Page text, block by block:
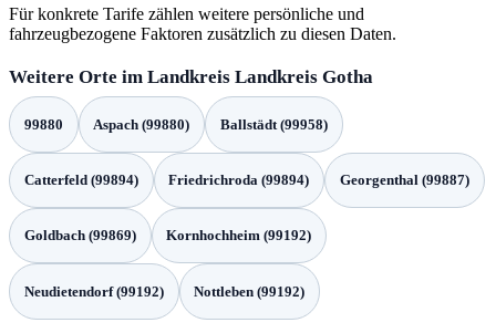
Für konkrete Tarife zählen weitere persönliche und
fahrzeugbezogene Faktoren zusätzlich zu diesen Daten.
Weitere Orte im Landkreis Landkreis Gotha
99880 Aspach (99880) Ballstädt (99958)
Catterfeld (99894) Friedrichroda (99894) Georgenthal (99887)
Goldbach (99869) Kornhochheim (99192)
Neudietendorf (99192) Nottleben (99192)